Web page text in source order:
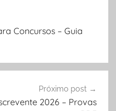
Concursos – Guia
Próximo post
2026 – Provas